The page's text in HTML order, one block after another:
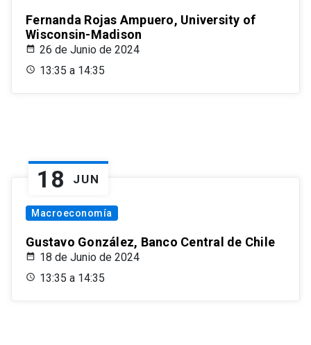
Fernanda Rojas Ampuero, University of
Wisconsin-Madison
26 de Junio de 2024
13:35 a 14:35
18 JUN
Macroeconomía
Gustavo González, Banco Central de Chile
18 de Junio de 2024
13:35 a 14:35